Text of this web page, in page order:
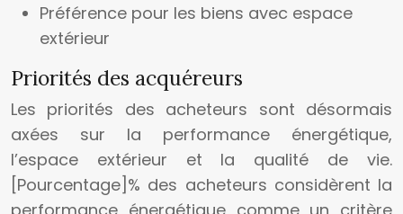
Préférence pour les biens avec espace
extérieur
Priorités des acquéreurs
Les priorités des acheteurs sont désormais
axées sur la performance énergétique,
l’espace extérieur et la qualité de vie.
[Pourcentage]% des acheteurs considèrent la
performance énergétique comme un critère